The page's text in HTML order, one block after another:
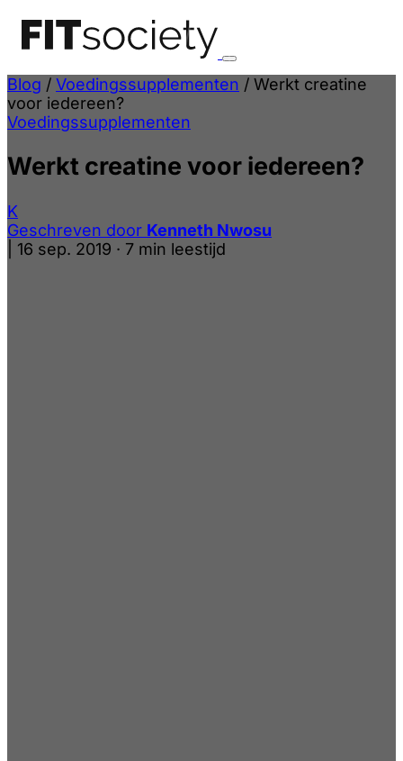
Blog / Voedingssupplementen / Werkt creatine
voor iedereen?
Voedingssupplementen
Werkt creatine voor iedereen?
K
Geschreven door Kenneth Nwosu
16 sep. 2019 · 7 min leestijd